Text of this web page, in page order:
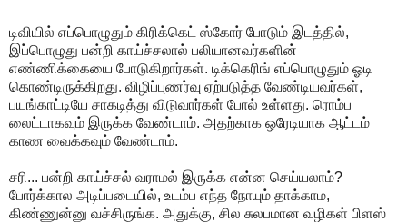
டிவியில் எப்பொழுதும் கிரிக்கெட் ஸ்கோர் போடும் இடத்தில்,
இப்பொழுது பன்றி காய்ச்சலால் பலியானவர்களின்
எண்ணிக்கையை போடுகிறார்கள். டிக்கெரிங் எப்பொழுதும் ஓடி
கொண்டிருக்கிறது. விழிப்புணர்வு ஏற்படுத்த வேண்டியவர்கள்,
பயங்காட்டியே சாகடித்து விடுவார்கள் போல் உள்ளது. ரொம்ப
லைட்டாகவும் இருக்க வேண்டாம். அதற்காக ஒரேடியாக ஆட்டம்
காண வைக்கவும் வேண்டாம்.
சரி... பன்றி காய்ச்சல் வராமல் இருக்க என்ன செய்யலாம்?
போர்க்கால அடிப்படையில், உடம்ப எந்த நோயும் தாக்காம,
கிண்ணுன்னு வச்சிருங்க. அதுக்கு, சில சுலபமான வழிகள் பிளஸ்